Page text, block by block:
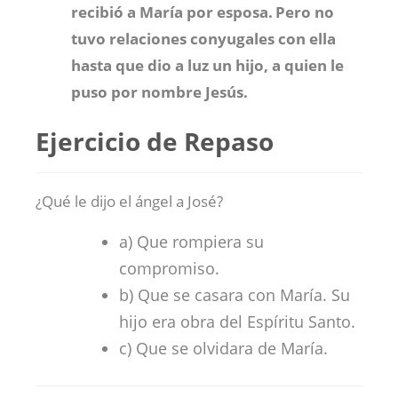
recibió a María por esposa. Pero no
tuvo relaciones conyugales con ella
hasta que dio a luz un hijo, a quien le
puso por nombre Jesús.
Ejercicio de Repaso
¿Qué le dijo el ángel a José?
a) Que rompiera su
compromiso.
b) Que se casara con María. Su
hijo era obra del Espíritu Santo.
c) Que se olvidara de María.